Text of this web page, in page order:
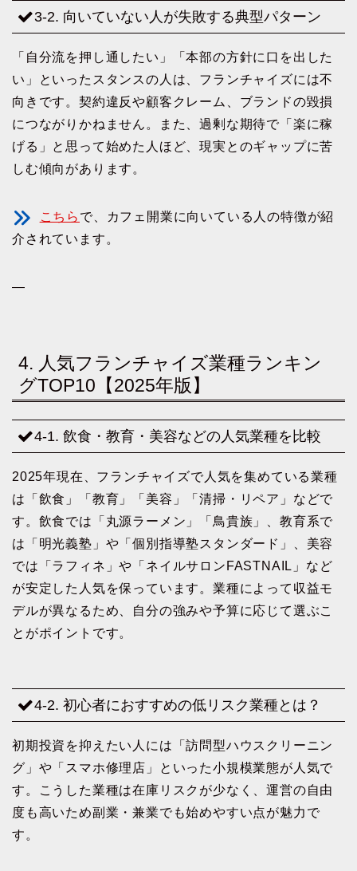
3-2. 向いていない人が失敗する典型パターン
「自分流を押し通したい」「本部の方針に口を出した
い」といったスタンスの人は、フランチャイズには不
向きです。契約違反や顧客クレーム、ブランドの毀損
につながりかねません。また、過剰な期待で「楽に稼
げる」と思って始めた人ほど、現実とのギャップに苦
しむ傾向があります。
こちら で、カフェ開業に向いている人の特徴が紹
介されています。
—
4. 人気フランチャイズ業種ランキン
グTOP10【2025年版】
4-1. 飲食・教育・美容などの人気業種を比較
2025年現在、フランチャイズで人気を集めている業種
は「飲食」「教育」「美容」「清掃・リペア」などで
す。飲食では「丸源ラーメン」「鳥貴族」、教育系で
は「明光義塾」や「個別指導塾スタンダード」、美容
では「ラフィネ」や「ネイルサロンFASTNAIL」など
が安定した人気を保っています。業種によって収益モ
デルが異なるため、自分の強みや予算に応じて選ぶこ
とがポイントです。
4-2. 初心者におすすめの低リスク業種とは？
初期投資を抑えたい人には「訪問型ハウスクリーニン
グ」や「スマホ修理店」といった小規模業態が人気で
す。こうした業種は在庫リスクが少なく、運営の自由
度も高いため副業・兼業でも始めやすい点が魅力で
す。